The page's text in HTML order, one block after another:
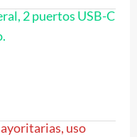
2 puertos USB-C
uso